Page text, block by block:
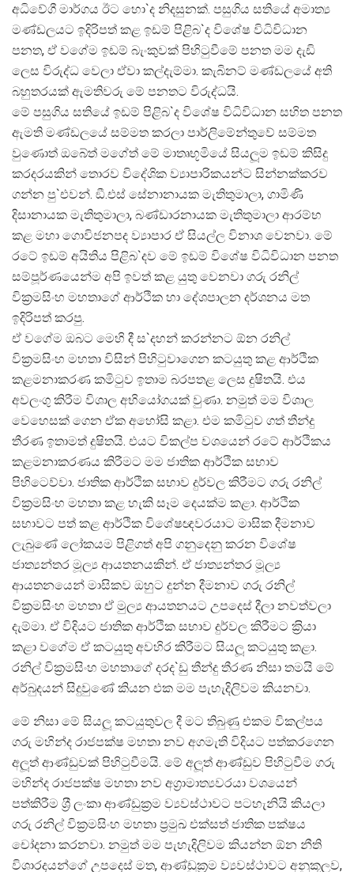
අධිවේගී මාර්ගය ඊට හො`ද නිදසුනක්. පසුගිය සතියේ අමාත්‍ය
මණ්ඩලයට ඉදිරිපත් කළ ඉඩම් පිළිබ`ද විශේෂ විධිවිධාන
පනත, ඒ වගේම ඉඩම් බැංකුවක් පිහිටුවීමේ පනත මම දැඩි
ලෙස විරුද්ධ වෙලා ඒවා කල්දැම්මා. කැබිනට් මණ්ඩලයේ අති
බහුතරයක් ඇමතිවරු මේ පනතට විරුද්ධයි.
මේ පසුගිය සතියේ ඉඩම් පිළිබ`ද විශේෂ විධිවිධාන සහිත පනත
ඇමති මණ්ඩලයේ සම්මත කරලා පාර්ලිමේන්තුවේ සම්මත
වුණොත් ඔබේත් මගේත් මේ මාතෘභූමියේ සියලූම ඉඩම් කිසිදු
කරදරයකින් තොරව විදේශික ව්‍යාපාරිකයන්ට සින්නක්කරව
ගන්න පු`එවන්. ඞී.එස් සේනානායක මැතිතුමාලා, ගාමිණි
දිසානායක මැතිතුමාලා, බණ්ඩාරනායක මැතිතුමාලා ආරම්භ
කළ මහා ගොවිජනපද ව්‍යාපාර ඒ සියල්ල විනාශ වෙනවා. මේ
රටේ ඉඩම් අයිතිය පිළිබ`දව මේ ඉඩම් විශේෂ විධිවිධාන පනත
සම්පූර්ණයෙන්ම අපි ඉවත් කළ යුතු වෙනවා ගරු රනිල්
වික‍්‍රමසිංහ මහතාගේ ආර්ථික හා දේශපාලන දර්ශනය මත
ඉදිරිපත් කරපු.
ඒ වගේම ඔබට මෙහි දී ස`දහන් කරන්නට ඕන රනිල්
වික‍්‍රමසිංහ මහතා විසින් පිහිටුවාගෙන කටයුතු කළ ආර්ථික
කළමනාකරණ කමිටුව ඉතාම බරපතළ ලෙස දුෂිතයි. එය
අවලංගු කිරීම විශාල අභියෝගයක් වුණා. නමුත් මම විශාල
වෙහෙසක් ගෙන ඒක අහෝසි කළා. එම කමිටුව ගත් තීන්දු
තීරණ ඉතාමත් දුෂිතයි. එයට විකල්ප වශයෙන් රටේ ආර්ථිකය
කළමනාකරණය කිරීමට මම ජාතික ආර්ථික සභාව
පිහිටෙව්වා. ජාතික ආර්ථික සභාව දුර්වල කිරීමට ගරු රනිල්
වික‍්‍රමසිංහ මහතා කළ හැකි සෑම දෙයක්ම කළා. ආර්ථික
සභාවට පත් කළ ආර්ථික විශේෂඥවරයාට මාසික දීමනාව
ලැබුණේ ලෝකයම පිළිගත් අපි ගනුදෙනු කරන විශේෂ
ජාත්‍යන්තර මූල්‍ය ආයතනයකින්. ඒ ජාත්‍යන්තර මූල්‍ය
ආයතනයෙන් මාසිකව ඔහුට දුන්න දීමනාව ගරු රනිල්
වික‍්‍රමසිංහ මහතා ඒ මුල්‍ය ආයතනයට උපදෙස් දීලා නවත්වලා
දැම්මා. ඒ විදියට ජාතික ආර්ථික සභාව දුර්වල කිරීමට ක‍්‍රියා
කළා වගේම ඒ කටයුතු අවහිර කිරීමට සියලූ කටයුතු කළා.
රනිල් වික‍්‍රමසිංහ මහතාගේ දරද`ඩු තීන්දු තීරණ නිසා තමයි මේ
අර්බුදයන් සිදුවුණේ කියන එක මම පැහැදිලිවම කියනවා.
මේ නිසා මේ සියලූ කටයුතුවල දී මට තිබුණු එකම විකල්පය
ගරු මහින්ද රාජපක්ෂ මහතා නව අගමැති විදියට පත්කරගෙන
අලූත් ආණ්ඩුවක් පිහිටුවීමයි. මේ අලූත් ආණ්ඩුව පිහිටුවීම ගරු
මහින්ද රාජපක්ෂ මහතා නව අග‍්‍රාමාත්‍යවරයා වශයෙන්
පත්කිරීම ශ‍්‍රී ලංකා ආණ්ඩුක‍්‍රම ව්‍යවස්ථාවට පටහැනියි කියලා
ගරු රනිල් වික‍්‍රමසිංහ මහතා ප‍්‍රමුඛ එක්සත් ජාතික පක්ෂය
චෝදනා කරනවා. නමුත් මම පැහැදිලිවම කියන්න ඕන නීති
විශාරදයන්ගේ උපදෙස් මත, ආණ්ඩුක‍්‍රම ව්‍යවස්ථාවට අනුකූලව,